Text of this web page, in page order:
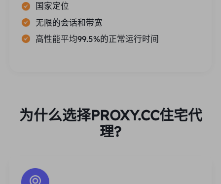
国家定位
无限的会话和带宽
高性能平均99.5%的正常运行时间
为什么选择PROXY.CC住宅代
理?